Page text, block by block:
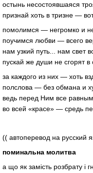
остынь несостоявшаяся
признай хоть в тризне —
помолимся — негромко и
поучимся любви — всего
нам узкий путь... нам свет
пускай же души не сгорят в
за каждого из них — хоть
полслова — без обмана и
ведь перед Ним все
во всей «красе» — средь
(( автоперевод на русский
поминальна молитва
а що як замість розбрату і